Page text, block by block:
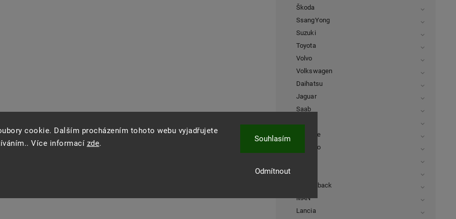
cookie. Dalším procházením tohoto webu vyjadřujete
Více informací zde.
Odmítnout
Souhlasím
Škoda
SsangYong
Suzuki
Toyota
Volvo
Volkswagen
Daihatsu
Jaguar
Saab
Porsche
Daewoo
FiatFullback
MAN
Lancia